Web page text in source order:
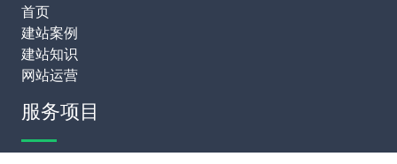
首页
建站案例
建站知识
网站运营
服务项目